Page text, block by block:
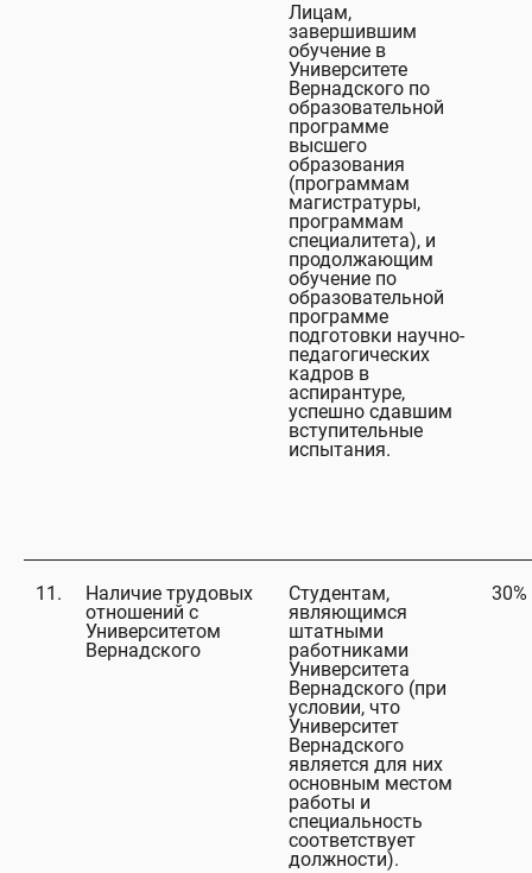
Лицам,
завершившим
обучение в
Университете
Вернадского по
образовательной
программе
высшего
образования
(программам
магистратуры,
программам
специалитета), и
продолжающим
обучение по
образовательной
программе
подготовки научно-
педагогических
кадров в
аспирантуре,
успешно сдавшим
вступительные
испытания.
11.
Наличие трудовых
отношений с
Университетом
Вернадского
Студентам,
являющимся
штатными
работниками
Университета
Вернадского (при
условии, что
Университет
Вернадского
является для них
основным местом
работы и
специальность
соответствует
должности).
30%